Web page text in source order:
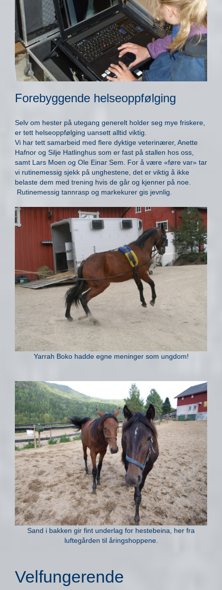
Forebyggende helseoppfølging
Selv om hester på utegang generelt holder seg mye friskere,
er tett helseoppfølging uansett alltid viktig.
Vi har tett samarbeid med flere dyktige veterinærer, Anette
Hafnor og Silje Hatlinghus som er fast på stallen hos oss,
samt Lars Moen og Ole Einar Sem. For å være «føre var» tar
vi rutinemessig sjekk på unghestene, det er viktig å ikke
belaste dem med trening hvis de går og kjenner på noe.
Rutinemessig tannrasp og markekurer gis jevnlig.
Yarrah Boko hadde egne meninger som ungdom!
Sand i bakken gir fint underlag for hestebeina, her fra
luftegården til åringshoppene.
Velfungerende